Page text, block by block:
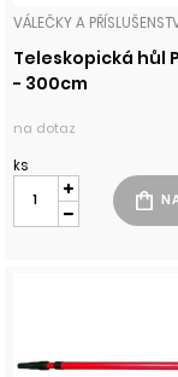
VÁLEČKY A
Teleskopická hůl
- 300cm
na dotaz
ks